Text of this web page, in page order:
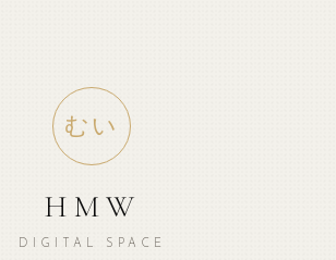
むい
HMW
DIGITAL SPACE